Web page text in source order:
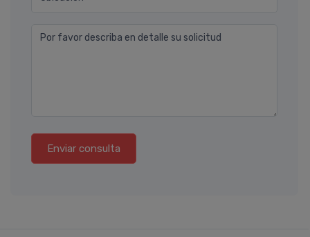
Por favor describa en detalle su solicitud
Enviar consulta